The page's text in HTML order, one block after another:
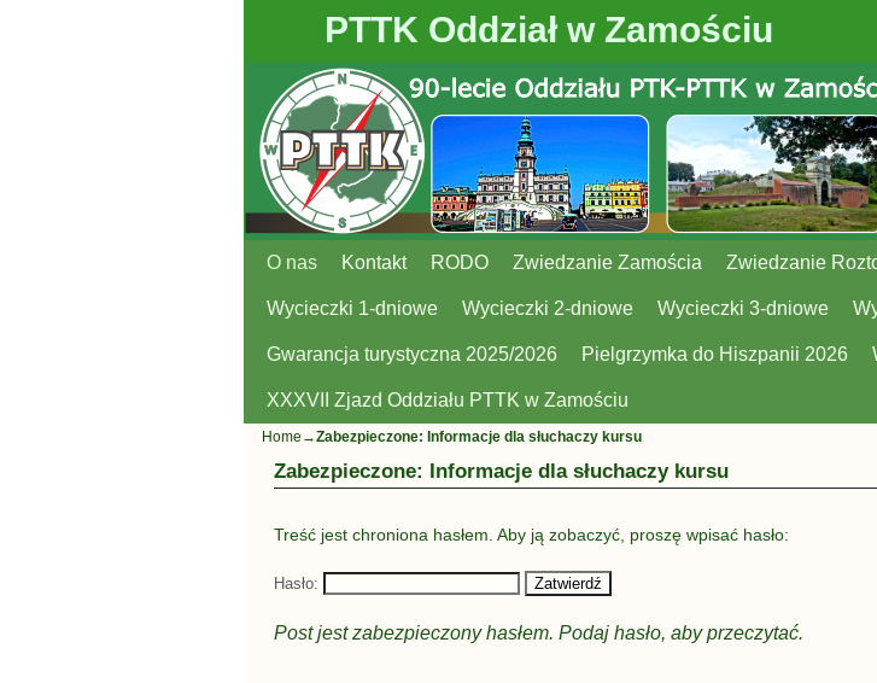
PTTK Oddział w Zamościu
Przejdź do głównej treści
Przejdź do
O nas Kontakt RODO Zwiedzanie Zamościa Zwiedzanie
Wycieczki 1-dniowe Wycieczki 2-dniowe Wycieczki 3-dniowe
Gwarancja turystyczna 2025/2026 Pielgrzymka do Hiszpanii 2026
XXXVII Zjazd Oddziału PTTK w Zamościu
Home →Zabezpieczone: Informacje dla słuchaczy kursu
Zabezpieczone: Informacje dla słuchaczy kursu
Treść jest chroniona hasłem. Aby ją zobaczyć, proszę wpisać hasło:
Hasło:
Post jest zabezpieczony hasłem. Podaj hasło, aby przeczytać.